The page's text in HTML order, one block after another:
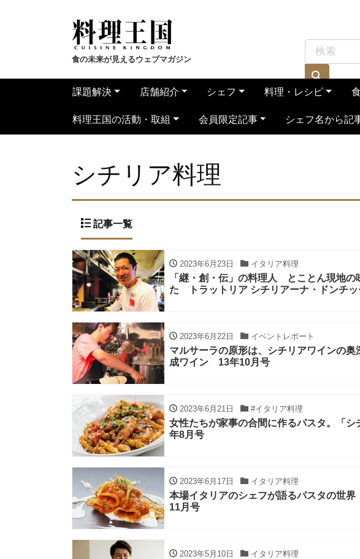
食の未来が見えるウェブマガジン
課題解決 店舗紹介 シェフ 料理・レシピ
料理王国の活動・取組 会員限定記事 シェフ名から記
シチリア料理
記事一覧
2023年6月23日 イタリア料理
「継・創・伝」の料理人 とことん現地の
た トラットリア シチリアーナ・ドンチ
2023年6月22日 イベントレポート
マルサーラの原形は、シチリアワインの
成ワイン 13年10月号
2023年6月21日 #イタリア料理
女性たちが家事の合間に作るパスタ。「
年8月号
2023年6月17日 イタリア料理
本場イタリアのシェフが語るパスタの世
11月号
2023年5月10日 イタリア料理